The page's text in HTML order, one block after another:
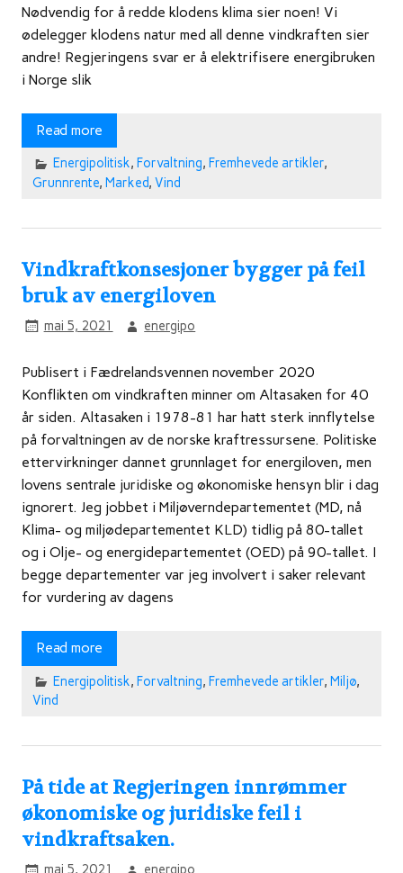
Nødvendig for å redde klodens klima sier noen! Vi
ødelegger klodens natur med all denne vindkraften sier
andre! Regjeringens svar er å elektrifisere energibruken
i Norge slik
Read more
Energipolitisk, Forvaltning, Fremhevede artikler,
Grunnrente, Marked, Vind
Vindkraftkonsesjoner bygger på feil
bruk av energiloven
mai 5, 2021 energipo
Publisert i Fædrelandsvennen november 2020
Konflikten om vindkraften minner om Altasaken for 40
år siden. Altasaken i 1978-81 har hatt sterk innflytelse
på forvaltningen av de norske kraftressursene. Politiske
ettervirkninger dannet grunnlaget for energiloven, men
lovens sentrale juridiske og økonomiske hensyn blir i dag
ignorert. Jeg jobbet i Miljøverndepartementet (MD, nå
Klima- og miljødepartementet KLD) tidlig på 80-tallet
og i Olje- og energidepartementet (OED) på 90-tallet. I
begge departementer var jeg involvert i saker relevant
for vurdering av dagens
Read more
Energipolitisk, Forvaltning, Fremhevede artikler, Miljø,
Vind
På tide at Regjeringen innrømmer
økonomiske og juridiske feil i
vindkraftsaken.